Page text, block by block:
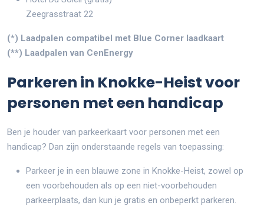
Zeegrasstraat 22
(*) Laadpalen compatibel met Blue Corner laadkaart
(**) Laadpalen van CenEnergy
Parkeren in Knokke-Heist voor
personen met een handicap
Ben je houder van parkeerkaart voor personen met een
handicap? Dan zijn onderstaande regels van toepassing:
Parkeer je in een blauwe zone in Knokke-Heist, zowel op
een voorbehouden als op een niet-voorbehouden
parkeerplaats, dan kun je gratis en onbeperkt parkeren.